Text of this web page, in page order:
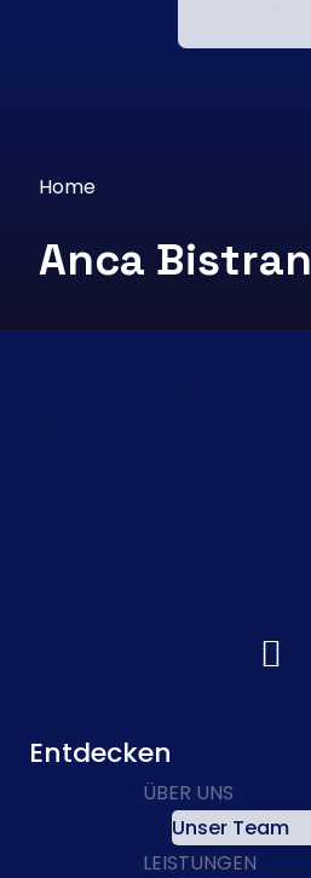
Home
Anca Bistran
Entdecken
ÜBER UNS
Unser Team
LEISTUNGEN